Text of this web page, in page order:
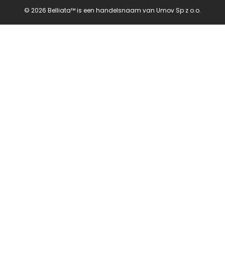
© 2026 Belliata™ is een handelsnaam van Umov Sp z o.o.